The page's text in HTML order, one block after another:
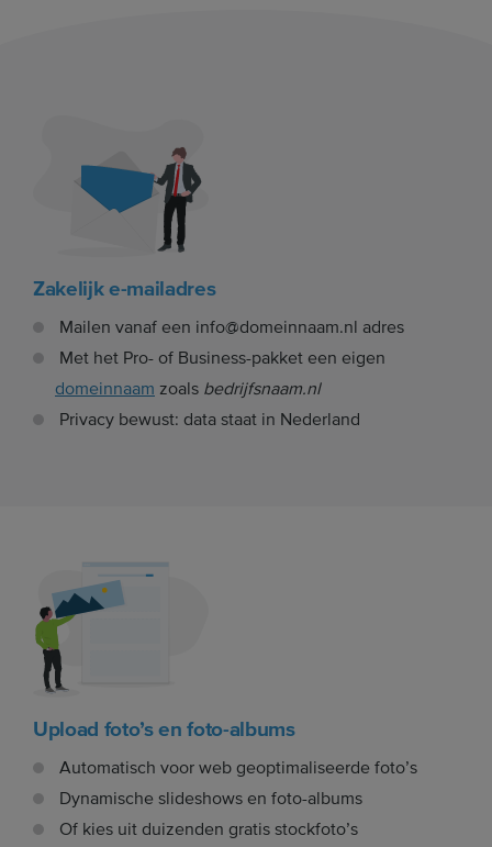
Zakelijk e-mailadres
Mailen vanaf een info@domeinnaam.nl adres
Met het Pro- of Business-pakket een eigen
domeinnaam zoals bedrijfsnaam.nl
Privacy bewust: data staat in Nederland
Upload foto’s en foto-albums
Automatisch voor web geoptimaliseerde foto’s
Dynamische slideshows en foto-albums
Of kies uit duizenden gratis stockfoto’s